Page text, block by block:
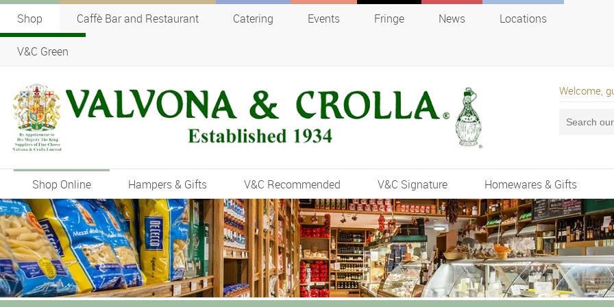
Shop Caffè Bar and Restaurant Catering Events Fringe News Locations
V&C Green
Welcome,
Shop Online Hampers & Gifts V&C Recommended V&C Signature Homewares & Gifts